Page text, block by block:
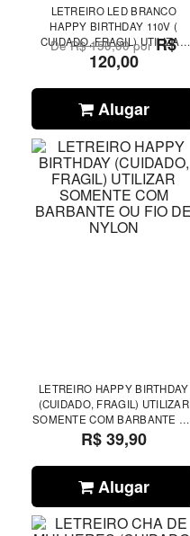
LETREIRO LED BRANCO
HAPPY BIRTHDAY 110V (
CUIDADO, FRAGIL) UTILIZAR
SOMENTE COM BARBANTE OU
FIO DE NYLON
DeR$ 150,00porR$
120,00
Alugar
LETREIRO HAPPY BIRTHDAY
(CUIDADO, FRAGIL) UTILIZAR
SOMENTE COM BARBANTE OU
FIO DE NYLON
R$ 39,90
Alugar